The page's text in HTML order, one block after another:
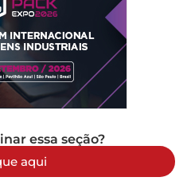
essa seção?
aqui